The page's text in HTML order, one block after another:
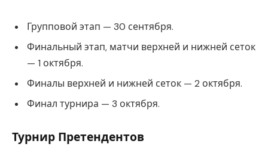
Групповой этап — 30 сентября.
Финальный этап, матчи верхней и нижней сеток
— 1 октября.
Финалы верхней и нижней сеток — 2 октября.
Финал турнира — 3 октября.
Турнир Претендентов